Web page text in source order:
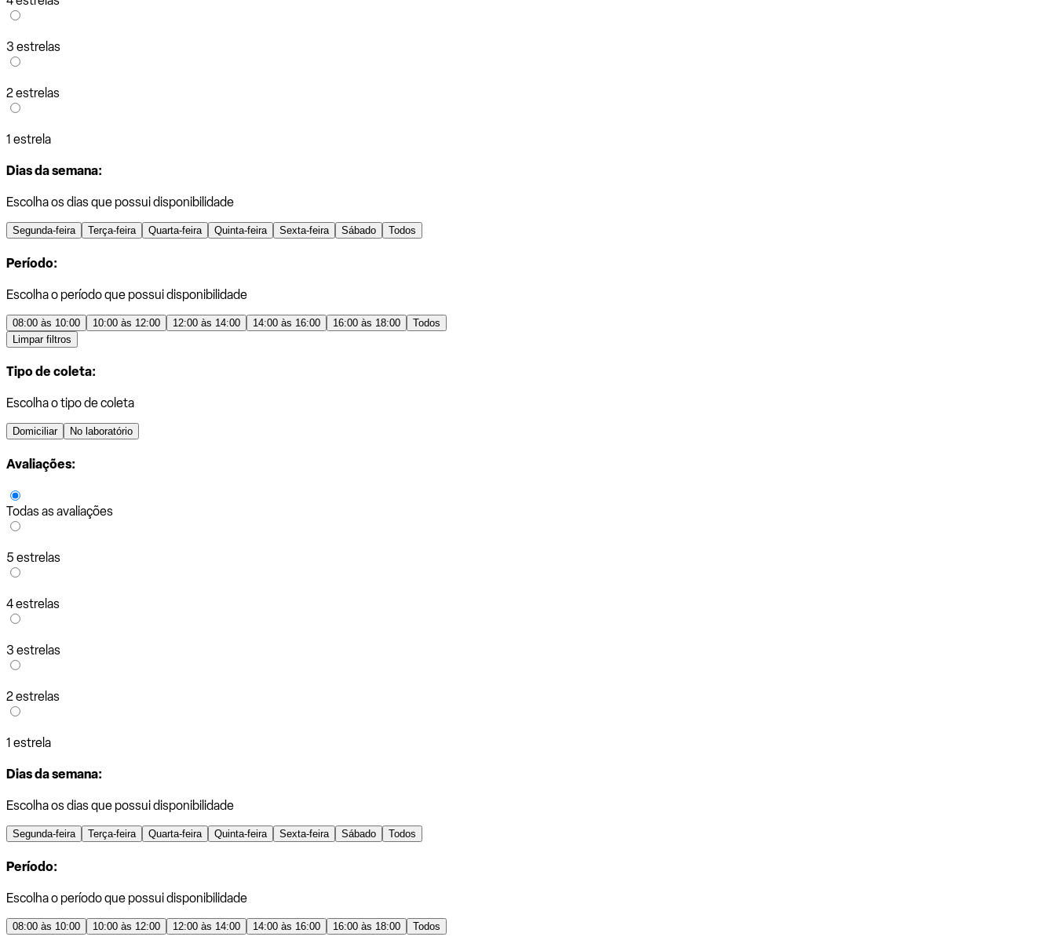
3 estrelas
2 estrelas
1 estrela
Dias da semana:
Escolha os dias que possui disponibilidade
Segunda-feira Terça-feira Quarta-feira Quinta-feira Sexta-feira Sábado Todos
Período:
Escolha o período que possui disponibilidade
08:00 às 10:00 10:00 às 12:00 12:00 às 14:00 14:00 às 16:00 16:00 às 18:00
Todos
Limpar filtros
Tipo de coleta:
Escolha o tipo de coleta
Domiciliar No laboratório
Avaliações:
Todas as avaliações
5 estrelas
4 estrelas
3 estrelas
2 estrelas
1 estrela
Dias da semana:
Escolha os dias que possui disponibilidade
Segunda-feira Terça-feira Quarta-feira Quinta-feira Sexta-feira Sábado Todos
Período:
Escolha o período que possui disponibilidade
08:00 às 10:00 10:00 às 12:00 12:00 às 14:00 14:00 às 16:00 16:00 às 18:00 Todos